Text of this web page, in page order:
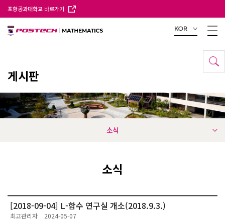
포항공과대학교 바로가기
KOR
게시판
소식
소식
[2018-09-04] L-함수 연구실 개소(2018.9.3.)
최고관리자 2024-05-07